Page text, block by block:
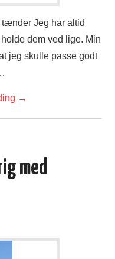
tænder Jeg har altid
dem ved lige. Min
jeg skulle passe godt
→
med